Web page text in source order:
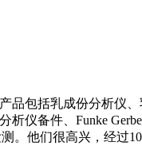
品包括乳成份分析仪
析仪备件、Funke
。他们很高兴，经过